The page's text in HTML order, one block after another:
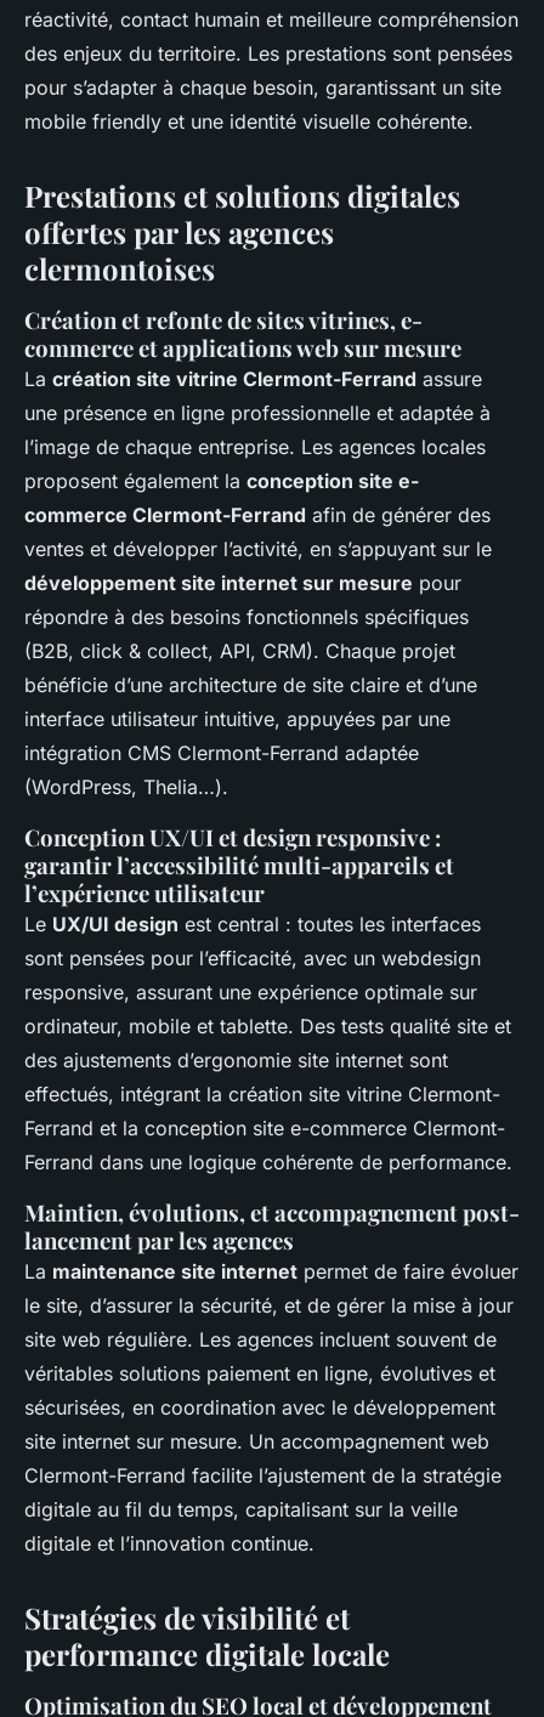
réactivité, contact humain et meilleure compréhension
des enjeux du territoire. Les prestations sont pensées
pour s’adapter à chaque besoin, garantissant un site
mobile friendly et une identité visuelle cohérente.
Prestations et solutions digitales
offertes par les agences
clermontoises
Création et refonte de sites vitrines, e-
commerce et applications web sur mesure
La création site vitrine Clermont-Ferrand assure
une présence en ligne professionnelle et adaptée à
l’image de chaque entreprise. Les agences locales
proposent également la conception site e-
commerce Clermont-Ferrand afin de générer des
ventes et développer l’activité, en s’appuyant sur le
développement site internet sur mesure pour
répondre à des besoins fonctionnels spécifiques
(B2B, click & collect, API, CRM). Chaque projet
bénéficie d’une architecture de site claire et d’une
interface utilisateur intuitive, appuyées par une
intégration CMS Clermont-Ferrand adaptée
(WordPress, Thelia…).
Conception UX/UI et design responsive :
garantir l’accessibilité multi-appareils et
l’expérience utilisateur
Le UX/UI design est central : toutes les interfaces
sont pensées pour l’efficacité, avec un webdesign
responsive, assurant une expérience optimale sur
ordinateur, mobile et tablette. Des tests qualité site et
des ajustements d’ergonomie site internet sont
effectués, intégrant la création site vitrine Clermont-
Ferrand et la conception site e-commerce Clermont-
Ferrand dans une logique cohérente de performance.
Maintien, évolutions, et accompagnement post-
lancement par les agences
La maintenance site internet permet de faire évoluer
le site, d’assurer la sécurité, et de gérer la mise à jour
site web régulière. Les agences incluent souvent de
véritables solutions paiement en ligne, évolutives et
sécurisées, en coordination avec le développement
site internet sur mesure. Un accompagnement web
Clermont-Ferrand facilite l’ajustement de la stratégie
digitale au fil du temps, capitalisant sur la veille
digitale et l’innovation continue.
Stratégies de visibilité et
performance digitale locale
Optimisation du SEO local et développement